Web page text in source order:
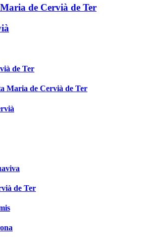
de Cervià de Ter
de Ter
Maria de Cervià de Ter
de Ter